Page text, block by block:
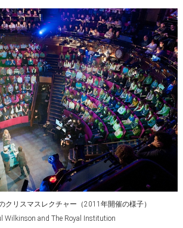
クリスマスレクチャー（2011年開催の様子）
Wilkinson and The Royal Institution